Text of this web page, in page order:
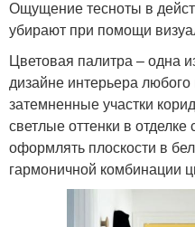
Ощущение тесноты в
убирают при помощи
Цветовая палитра – одна
дизайне интерьера
затемненные участки
светлые оттенки в
оформлять плоскости в
гармоничной комбинации